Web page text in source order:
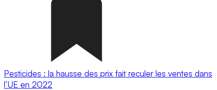
Pesticides : la hausse des prix fait reculer les ventes dans
l’UE en 2022